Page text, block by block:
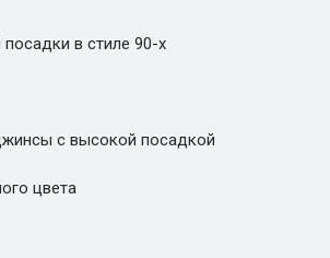
в стиле 90-х
с высокой посадкой
цвета